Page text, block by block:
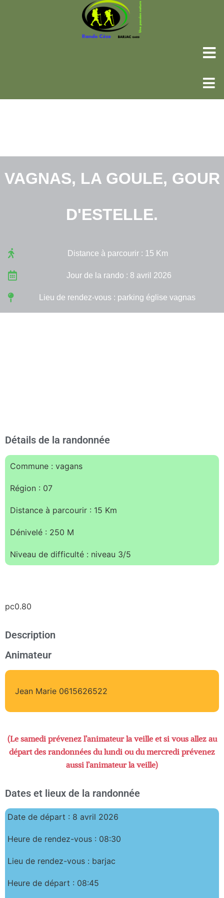
VAGNAS, LA GOULE, GOUR
D'ESTELLE.
Distance à parcourir : 15 Km
Jour de la rando : 8 avril 2026
Lieu de rendez-vous : parking église vagnas
Détails de la randonnée
Commune : vagans
Région : 07
Distance à parcourir : 15 Km
Dénivelé : 250 M
Niveau de difficulté : niveau 3/5
pc0.80
Description
Animateur
Jean Marie 0615626522
(Le samedi prévenez l’animateur la veille et si vous allez au
départ des randonnées du lundi ou du mercredi prévenez
aussi l’animateur la veille)
Dates et lieux de la randonnée
Date de départ : 8 avril 2026
Heure de rendez-vous : 08:30
Lieu de rendez-vous : barjac
Heure de départ : 08:45